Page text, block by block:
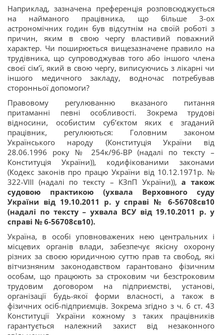
Наприклад, зазначена преференція розповсюджується
на найманого працівника, що більше 3-ох
астрономічних годин був відсутнім на своїй роботі з
причин, яким в свою чергу властивий поважний
характер. Чи поширюється вищезазначене правило на
трудівника, що супроводжував того або іншого члена
своєї сім’ї, який в свою чергу, виписуючись з лікарні чи
іншого медичного закладу, водночас потребував
сторонньої допомоги?
Правовому регулюванню вказаного питання
притаманні певні особливості. Зокрема трудові
відносини, особистим суб’єктом яких є згаданий
працівник, регулюються: Головним законом
Українського народу (Конституція України від
28.06.1996 року № 254к/96-ВР (надалі по тексту –
Конституція України)), кодифікованими законами
(Кодекс законів про працю України від 10.12.1971р. №
322-VIII (надалі по тексту – КЗпП України)),а також
судовою практикою (ухвала Верховного суду
України від 19.10.2011 р. у справі № 6-56708св10
(надалі по тексту – ухвала ВСУ від 19.10.2011 р. у
справі № 6-56708св10).
Україна, в особі уповноважених нею центральних і
місцевих органів влади, забезпечує якісну охорону
різних за своєю юридичною суттю прав та свобод, які
вітчизняним законодавством гарантовано фізичним
особам, що працюють за строковим чи безстроковим
трудовим договором на підприємстві, установі,
організації будь-якої форми власності, а також в
фізичних осіб-підприємців. Зокрема згідно з ч. 6 ст. 43
Конституції України кожному з таких працівників
гарантується належний захист від незаконного